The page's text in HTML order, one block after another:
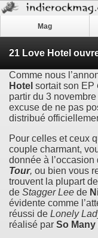
Mag
21 Love Hotel
Comme nous
Hotel sortait son EP
partir du 3
excuse de ne pas
distribué
Pour celles et ceux
couple charmant,
donnée à
Tour, ou bien vous
trouvent la plupart
de Stagger Lee de
évidente comme
réussi de Lonely
réalisé par So